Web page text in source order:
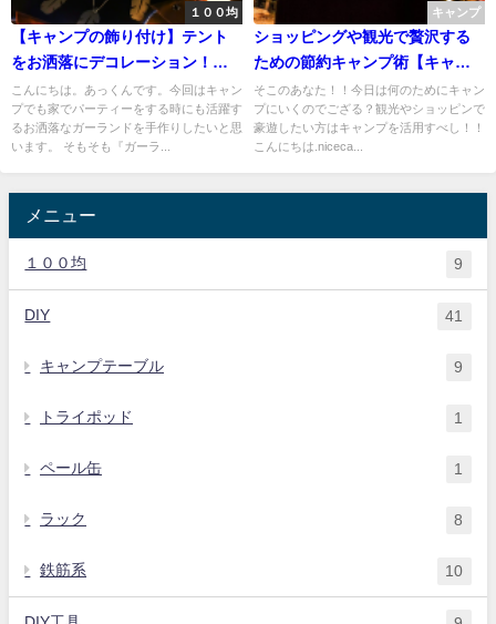
１００均
【キャンプの飾り付け】テント
をお洒落にデコレーション！簡
単100均DIY
こんにちは。あっくんです。今回はキャン
プでも家でパーティーをする時にも活躍す
るお洒落なガーランドを手作りしたいと思
います。 そもそも『ガーラ...
キャンプ
ショッピングや観光で贅沢する
ための節約キャンプ術【キャン
プを上手に活用】
そこのあなた！！今日は何のためにキャン
プにいくのでござる？観光やショッピンで
豪遊したい方はキャンプを活用すべし！！
こんにちは.niceca...
メニュー
１００均 9
DIY 41
キャンプテーブル 9
トライポッド 1
ペール缶 1
ラック 8
鉄筋系 10